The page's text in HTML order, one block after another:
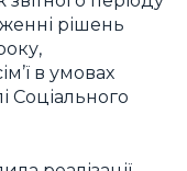
рішень
в умовах
Соціального